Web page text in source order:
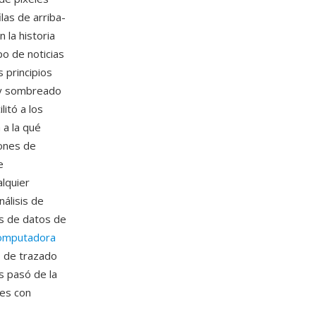
de arriba-
la historia
de noticias
principios
sombreado
a los
la qué
de
de
de datos de
de trazado
pasó de la
con